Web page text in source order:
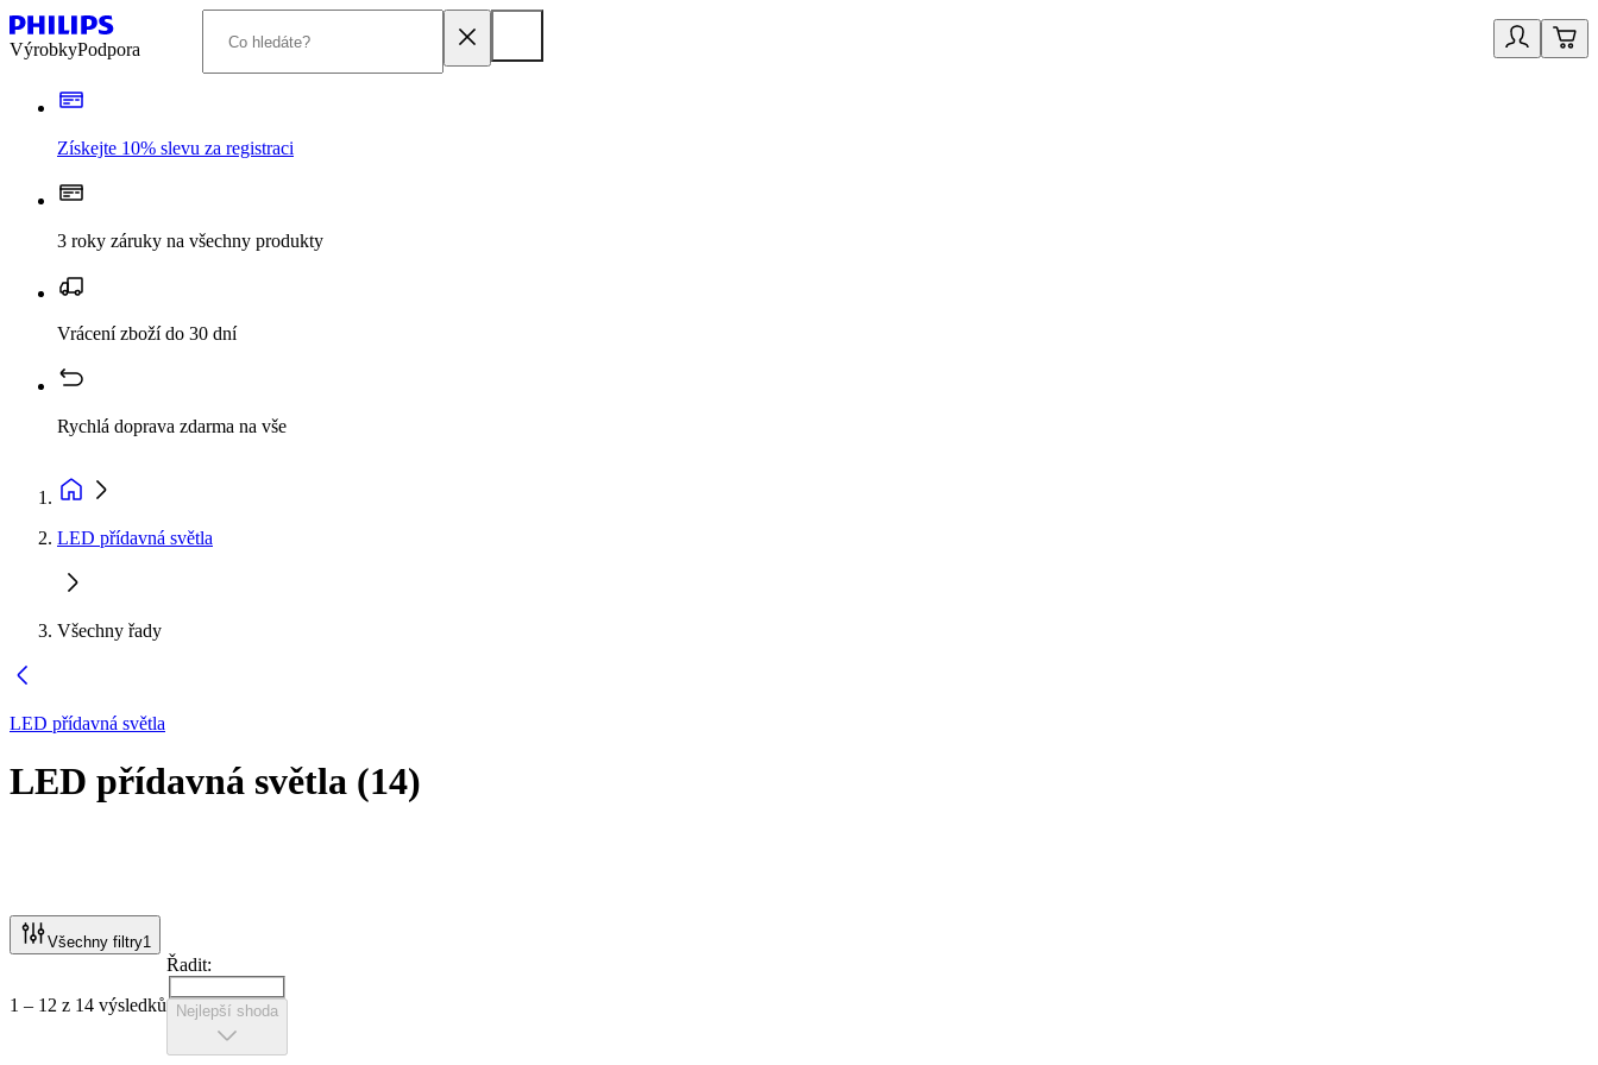
VýrobkyPodpora
Získejte 10% slevu za registraci
3 roky záruky na všechny produkty
Vrácení zboží do 30 dní
Rychlá doprava zdarma na vše
LED přídavná světla
Všechny řady
LED přídavná světla
LED přídavná světla (14)
Všechny filtry1
1 – 12 z 14 výsledků
Řadit:
Nejlepší shoda